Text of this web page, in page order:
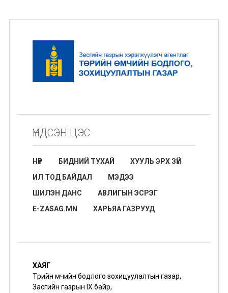
ҮНДСЭН ЦЭС
НҮҮР БИДНИЙ ТУХАЙ
ХУУЛЬ ЭРХ ЗҮЙ
ИЛ ТОД БАЙДАЛ
МЭДЭЭ
ШИЛЭН ДАНС
АВЛИГЫН ЭСРЭГ
E-ZASAG.MN
ХАРЬЯА ГАЗРУУД
ХАЯГ
Төрийн өмчийн бодлого зохицуулалтын газар,
Засгийн газрын IX байр,